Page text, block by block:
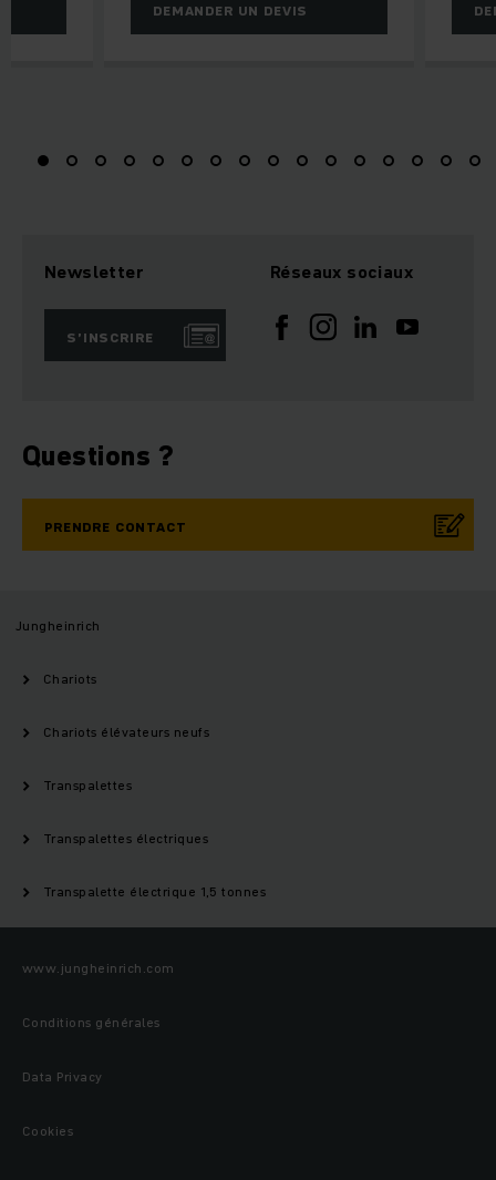
DEMANDER UN DEVIS
Newsletter
S’INSCRIRE
Réseaux sociaux
Questions ?
PRENDRE CONTACT
Jungheinrich
Chariots
Chariots élévateurs neufs
Transpalettes
Transpalettes électriques
Transpalette électrique 1,5 tonnes
www.jungheinrich.com
Conditions générales
Data Privacy
Cookies